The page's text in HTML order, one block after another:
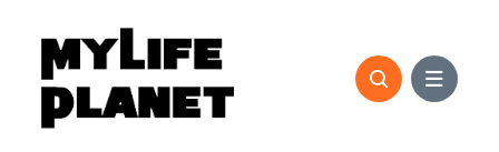
contenido